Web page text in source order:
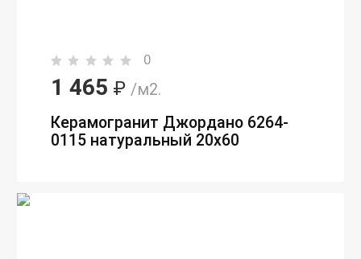
0
1 465 ₽ /м2.
Керамогранит Джордано 6264-
0115 натуральный 20x60